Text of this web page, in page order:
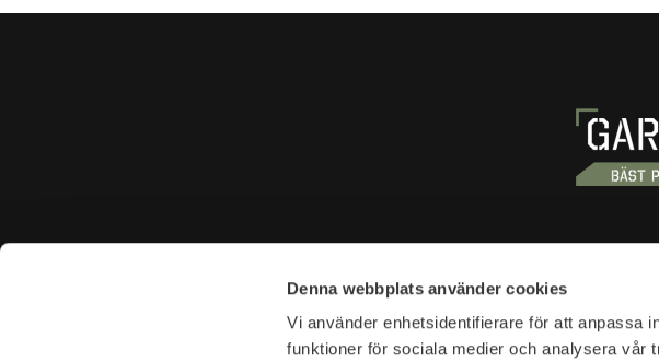
Denna webbplats använder cookies
Vi använder enhetsidentifierare för att anpassa
funktioner för sociala medier och analysera vår
E-mail. info@garderoben.se
Tegnérgatan 20
113 59 Stockholm